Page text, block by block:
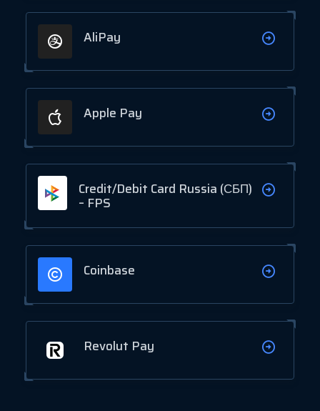
AliPay
Apple Pay
Credit/Debit Card Russia (СБП)
– FPS
Coinbase
Revolut Pay